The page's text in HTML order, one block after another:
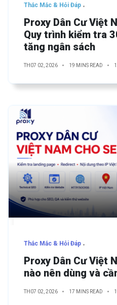
Thắc Mắc & Hỏi Đáp
Proxy Dân Cư Việt
Quy trình kiểm tra
tăng ngân sách
TH07 02, 2026 19 MINS READ
Thắc Mắc & Hỏi Đáp
Proxy Dân Cư Việt
nào nên dùng và
TH07 02, 2026 17 MINS READ